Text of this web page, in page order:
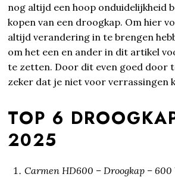
nog altijd een hoop onduidelijkheid
kopen van een droogkap. Om hier
altijd verandering in te brengen
om het een en ander in dit artikel
te zetten. Door dit even goed door
zeker dat je niet voor verrassingen
TOP 6
2025
Carmen HD600 – Droogkap –